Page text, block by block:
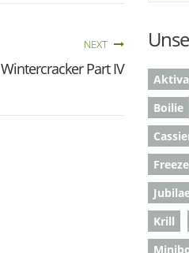
NEXT
Wintercracker Part IV
Boilie
Krill